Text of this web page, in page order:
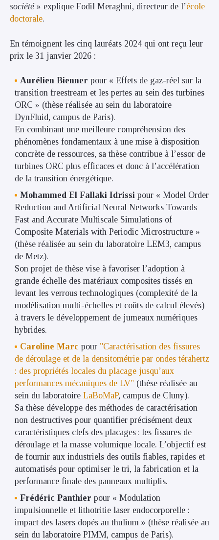
société » explique Fodil Meraghni, directeur de l’école
doctorale.
En témoignent les cinq lauréats 2024 qui ont reçu leur
prix le 31 janvier 2026 :
Aurélien Bienner pour « Effets de gaz-réel sur la
transition freestream et les pertes au sein des turbines
ORC » (thèse réalisée au sein du laboratoire
DynFluid, campus de Paris).
En combinant une meilleure compréhension des
phénomènes fondamentaux à une mise à disposition
concrète de ressources, sa thèse contribue à l’essor de
turbines ORC plus efficaces et donc à l’accélération
de la transition énergétique.
Mohammed El Fallaki Idrissi pour « Model Order
Reduction and Artificial Neural Networks Towards
Fast and Accurate Multiscale Simulations of
Composite Materials with Periodic Microstructure »
(thèse réalisée au sein du laboratoire LEM3, campus
de Metz).
Son projet de thèse vise à favoriser l’adoption à
grande échelle des matériaux composites tissés en
levant les verrous technologiques (complexité de la
modélisation multi-échelles et coûts de calcul élevés)
à travers le développement de jumeaux numériques
hybrides.
Caroline Marc pour "Caractérisation des fissures
de déroulage et de la densitométrie par ondes térahertz
: des propriétés locales du placage jusqu’aux
performances mécaniques de LV" (thèse réalisée au
sein du laboratoire LaBoMaP, campus de Cluny).
Sa thèse développe des méthodes de caractérisation
non destructives pour quantifier précisément deux
caractéristiques clefs des placages : les fissures de
déroulage et la masse volumique locale. L’objectif est
de fournir aux industriels des outils fiables, rapides et
automatisés pour optimiser le tri, la fabrication et la
performance finale des panneaux multiplis.
Frédéric Panthier pour « Modulation
impulsionnelle et lithotritie laser endocorporelle :
impact des lasers dopés au thulium » (thèse réalisée au
sein du laboratoire PIMM, campus de Paris).